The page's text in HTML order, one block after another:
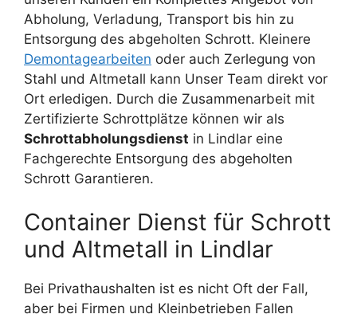
Abholung, Verladung, Transport bis hin zu
Entsorgung des abgeholten Schrott. Kleinere
Demontagearbeiten oder auch Zerlegung von
Stahl und Altmetall kann Unser Team direkt vor
Ort erledigen. Durch die Zusammenarbeit mit
Zertifizierte Schrottplätze können wir als
Schrottabholungsdienst in Lindlar eine
Fachgerechte Entsorgung des abgeholten
Schrott Garantieren.
Container Dienst für Schrott
und Altmetall in Lindlar
Bei Privathaushalten ist es nicht Oft der Fall,
aber bei Firmen und Kleinbetrieben Fallen